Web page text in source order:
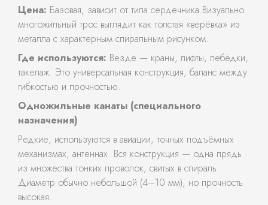
Цена: Базовая, зависит от типа сердечника.Визуально
многожильный трос выглядит как толстая «верёвка» из
металла с характерным спиральным рисунком.
Где используются: Везде — краны, лифты, лебёдки,
такелаж. Это универсальная конструкция, баланс между
гибкостью и прочностью.
Одножильные канаты (специального
назначения)
Редкие, используются в авиации, точных подъёмных
механизмах, антеннах. Вся конструкция — одна прядь
из множества тонких проволок, свитых в спираль.
Диаметр обычно небольшой (4–10 мм), но прочность
высокая.